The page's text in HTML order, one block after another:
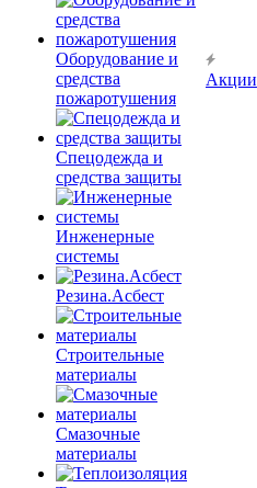
Оборудование и
средства
пожаротушения
Спецодежда и
средства защиты
Инженерные
системы
Резина.Асбест
Строительные
материалы
Смазочные
материалы
Акции